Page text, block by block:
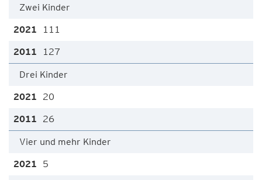
Zwei Kinder
111
127
Drei Kinder
20
26
Vier und mehr Kinder
5